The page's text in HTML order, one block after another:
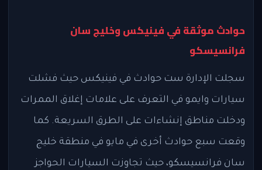
حوادث موثقة في فينيكس وخليج سان
فرانسيسكو
سجلت الإدارة ست حوادث في فينيكس حيث فشلت
سيارات وايمو في التعرف على علامات إغلاق الممرات
ودخلت مناطق إنشاءات على الطرق السريعة. كما
وقعت سبع حوادث أخرى في مايو في منطقة خليج
سان فرانسيسكو، حيث تجاوزت السيارات الحواجز